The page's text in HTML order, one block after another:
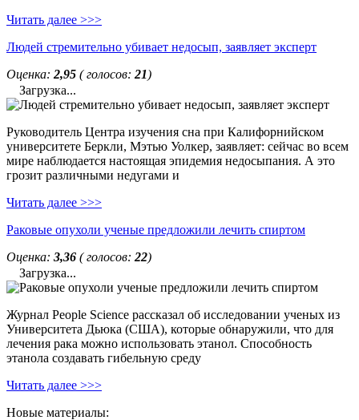
Читать далее >>>
Людей стремительно убивает недосып, заявляет эксперт
Оценка: 2,95 ( голосов: 21)
Загрузка...
Руководитель Центра изучения сна при Калифорнийском
университете Беркли, Мэтью Уолкер, заявляет: сейчас во всем
мире наблюдается настоящая эпидемия недосыпания. А это
грозит различными недугами и
Читать далее >>>
Раковые опухоли ученые предложили лечить спиртом
Оценка: 3,36 ( голосов: 22)
Загрузка...
Журнал People Science рассказал об исследовании ученых из
Университета Дьюка (США), которые обнаружили, что для
лечения рака можно использовать этанол. Способность
этанола создавать гибельную среду
Читать далее >>>
Новые материалы: